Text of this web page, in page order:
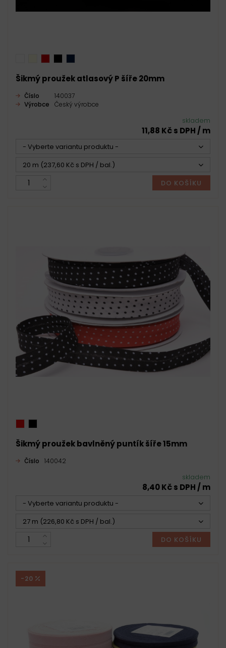
Šikmý proužek atlasový P šíře 20mm
Číslo
140037
Výrobce
Český výrobce
skladem
11,88 Kč s DPH / m
- Vyberte variantu produktu -
20 m (237,60 Kč s DPH / bal.)
DO KOŠÍKU
Šikmý proužek bavlněný puntík šíře 15mm
Číslo 140042
skladem
8,40 Kč s DPH / m
- Vyberte variantu produktu -
27 m (226,80 Kč s DPH / bal.)
DO KOŠÍKU
-20